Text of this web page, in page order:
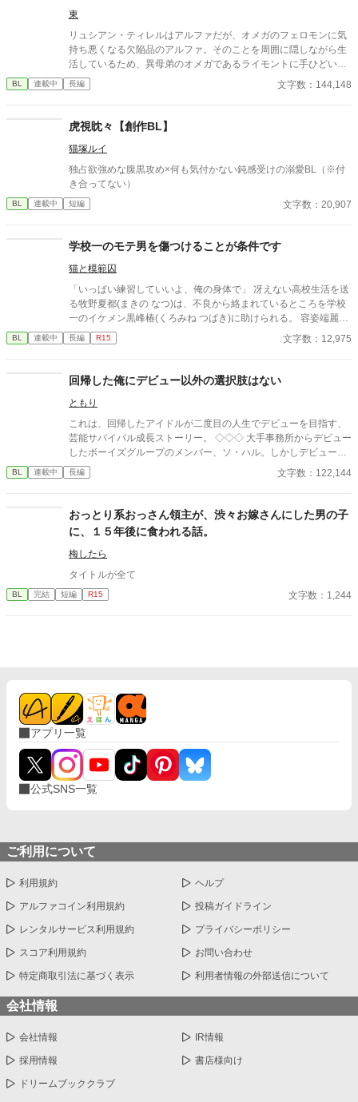
東
リュシアン・ティレルはアルファだが、オメガのフェロモンに気
持ち悪くなる欠陥品のアルファ。そのことを周囲に隠しながら生
活しているため、異母弟のオメガであるライモントに手ひどい態
度をとってしまい、世間からの評判は悪い。 ある日、気分の悪さ
に逃げ込んだ先で、ひとりの王子につかまる・・・という話で
BL 連載中 長編 文字数：144,148
虎視眈々【創作BL】
猫塚ルイ
独占欲強めな腹黒攻め×何も気付かない鈍感受けの溺愛BL（※付
き合ってない）
BL 連載中 短編 文字数：20,907
学校一のモテ男を傷つけることが条件です
猫と模範囚
「いっぱい練習していいよ、俺の身体で」 冴えない高校生活を送
る牧野夏都(まきの なつ)は、不良から絡まれているところを学校
一のイケメン黒峰椿(くろみね つばき)に助けられる。 容姿端麗、
成績優秀、気怠く大人びた雰囲気の最強モテ男……そんな椿が、
いじめられっ子の夏都を守る契約を持ちかけてきた。 ただしひと
れる形で契約を受け入れた夏都を、椿は学校中が見ている前であ
からさまに特別扱いして可愛がる。 夏都への好意を隠そうとしな
い椿の甘い執着。なぜ夏都が選ばれたのかわからない。 放課後の
図書室、夏休みの旅行、文化祭。正反対な二人の奇妙な青春と恋
の話。 （完結保証）
BL 連載中 長編 R15 文字数：12,975
回帰した俺にデビュー以外の選択肢はない
ともり
これは、回帰したアイドルが二度目の人生でデビューを目指す、
芸能サバイバル成長ストーリー。 ◇◇◇ 大手事務所からデビュー
したボーイズグループのメンバー、ソ・ハル。しかしデビューか
らわずか一年でグループは解散し、夢も未来も失ってしまう。 絶
望の中で目を覚ますと、今から三年前の過去に回帰していた。そ
メインクエストは韓国最高峰のサバイバルオーディション番組
『PRODUCE:NOVA』で、最終順位七位以内に入り、デビューす
ること。 回帰前の経験とシステムを武器に、今度こそ最高の仲間
たちとデビューを掴み取る！ ※オリジナルの設定を用いているた
め、実際のサバイバル番組と異なる点が多々ございます
BL 連載中 長編 文字数：122,144
おっとり系おっさん領主が、渋々お嫁さんにした男の子
に、１５年後に食われる話。
梅したら
タイトルが全て
BL 完結 短編 R15 文字数：1,244
アプリ一覧
公式SNS一覧
ご利用について
利用規約 ヘルプ
アルファコイン利用規約 投稿ガイドライン
レンタルサービス利用規約 プライバシーポリシー
スコア利用規約 お問い合わせ
特定商取引法に基づく表示 利用者情報の外部送信について
会社情報
会社情報 IR情報
採用情報 書店様向け
ドリームブッククラブ